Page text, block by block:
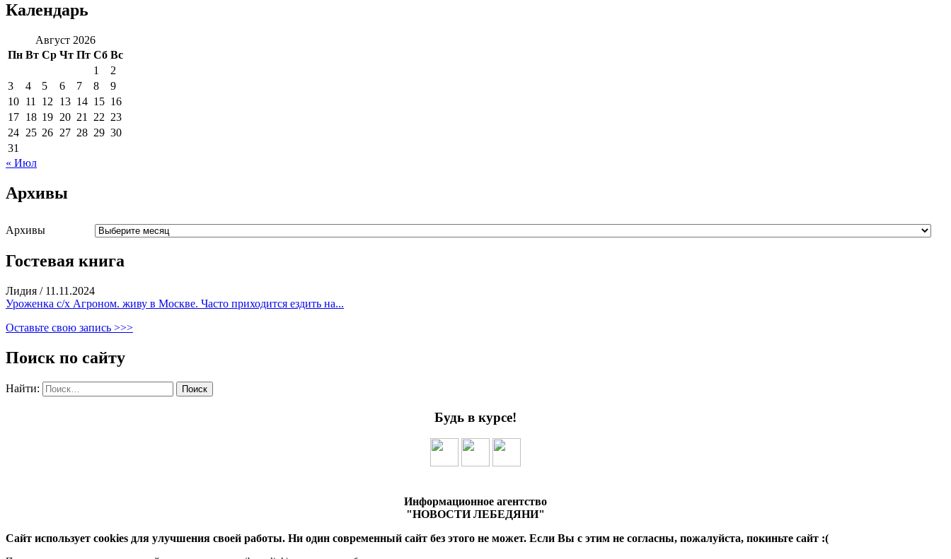
Календарь
Август 2026
Пн Вт Ср Чт Пт Сб Вс
1
2
3
4 5 6 7 8
9
10 11 12 13 14 15 16
17 18 19 20 21 22 23
24 25 26 27 28 29 30
31
« Июл
Архивы
Архивы
Гостевая книга
Лидия / 11.11.2024
Уроженка с/х Агроном. живу в Москве. Часто приходится ездить на...
Оставьте свою запись >>>
Поиск по сайту
Найти:
Будь в курсе!
Информационное агентство
"НОВОСТИ ЛЕБЕДЯНИ"
Сайт использует cookies для улучшения своей работы. Ни один современный сайт без этого не может. Если Вы с этим не согласны, пожалуйста, покиньте сайт :(